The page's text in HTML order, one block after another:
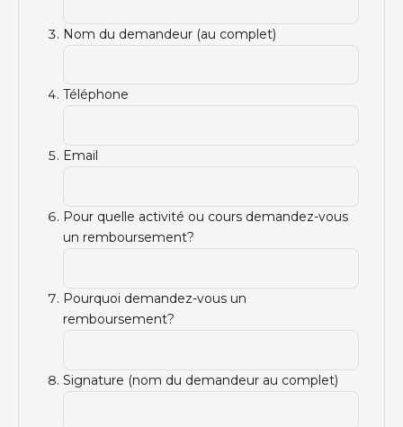
Nom du demandeur (au complet)
Téléphone
Email
Pour quelle activité ou cours demandez-vous
un remboursement?
Pourquoi demandez-vous un
remboursement?
Signature (nom du demandeur au complet)